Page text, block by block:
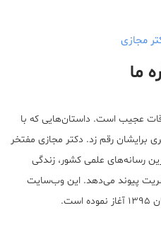
مجازی
ما
عجیب است. داستان‌هایی که با
برایشان رقم زد. دکتر مجازی مفتخر
رسانه‌های علمی کشور، زندگی
پیوند می‌دهد. این وب‌سایت